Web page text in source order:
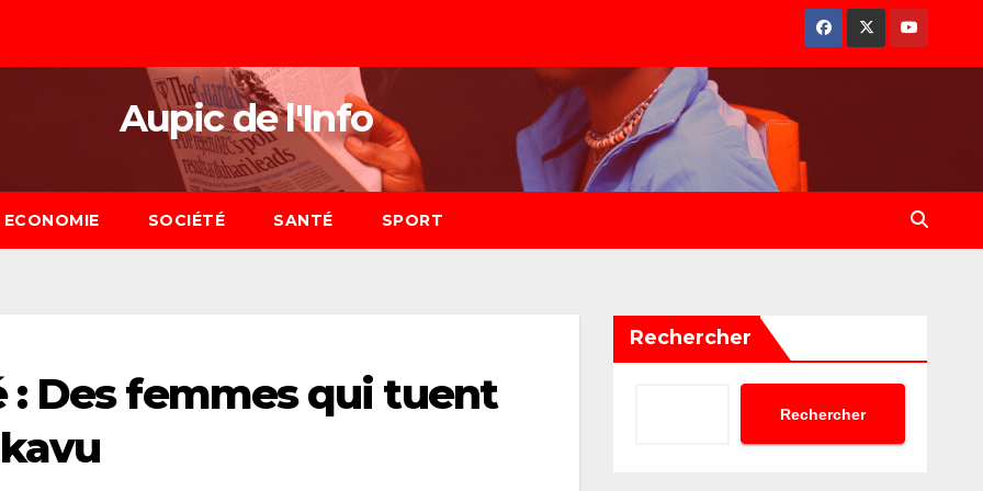
Aupic de l'Info
ECONOMIE SOCIÉTÉ SANTÉ SPORT
: Des femmes qui tuent
Rechercher
Rechercher